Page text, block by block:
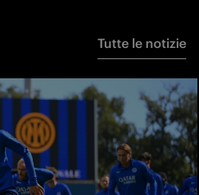
Tutte le notizie